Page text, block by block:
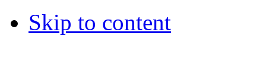
Skip to content